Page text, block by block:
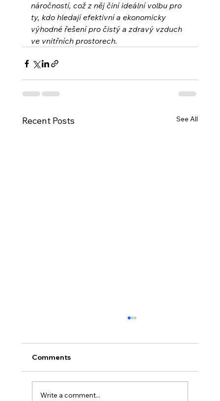
náročností, což z něj činí ideální volbu pro
ty, kdo hledají efektivní a ekonomicky
výhodné řešení pro čistý a zdravý vzduch
ve vnitřních prostorech.
Recent Posts See All
Comments
Write a comment...